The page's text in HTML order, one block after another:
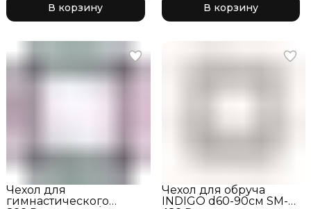
В корзину В корзину
Чехол для
гимнастического
Чехол для обруча
INDIGO d60-90см SM-